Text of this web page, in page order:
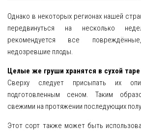
Однако в некоторых регионах нашей
передвинуться на несколько
рекомендуется все
недозревшие плоды.
Целые же груши хранятся в сухой
Сверху следует присыпать их
подготовленным сеном. Таким
свежими на протяжении последующих
Этот сорт также может быть